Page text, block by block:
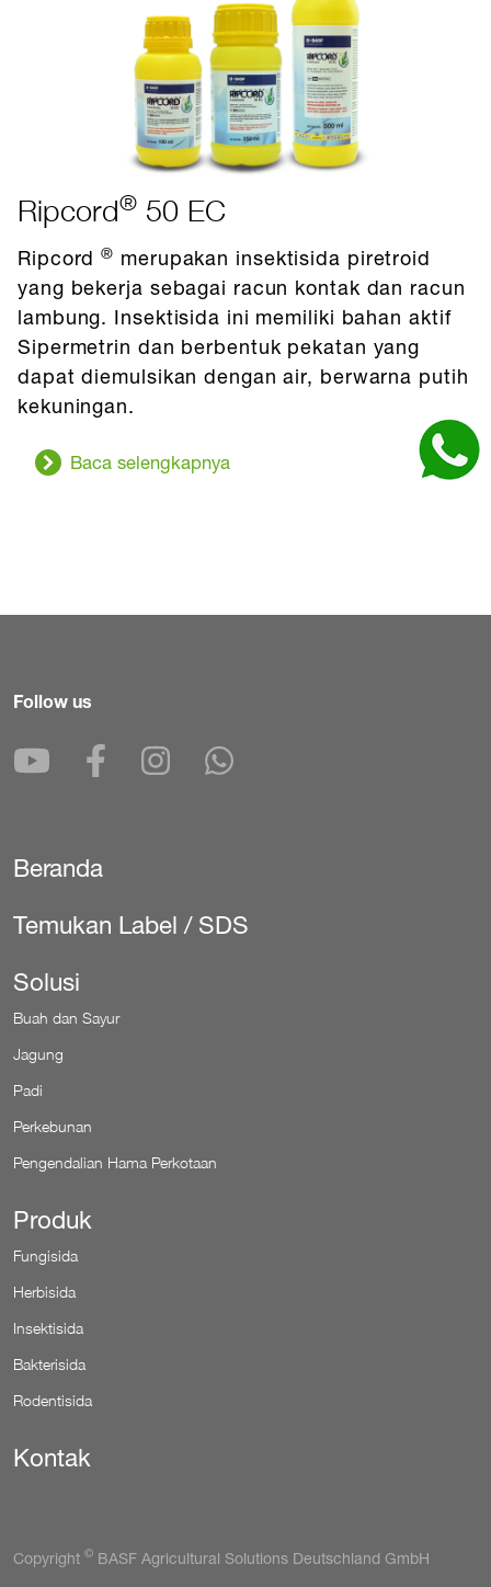
Ripcord® 50 EC
Ripcord® merupakan insektisida piretroid
yang bekerja sebagai racun kontak dan racun
lambung. Insektisida ini memiliki bahan aktif
Sipermetrin dan berbentuk pekatan yang
dapat diemulsikan dengan air, berwarna putih
kekuningan.
Baca selengkapnya
Follow us
Secondary
Beranda
Temukan Label / SDS
Solusi
Buah dan Sayur
Jagung
Padi
Perkebunan
Pengendalian Hama Perkotaan
Produk
Fungisida
Herbisida
Insektisida
Bakterisida
Rodentisida
Kontak
Copyright © BASF Agricultural Solutions Deutschland GmbH